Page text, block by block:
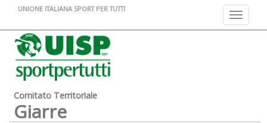
Toggle
UNIONE ITALIANA SPORT PER TUTTI
Comitato Territoriale
Giarre